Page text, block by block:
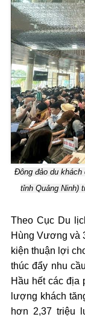
Đông đảo du khách
tỉnh Quảng Ninh)
Theo Cục Du
Hùng Vương và
kiện thuận lợi
thúc đẩy nhu
Hầu hết các địa
lượng khách
hơn 2,37 triệu